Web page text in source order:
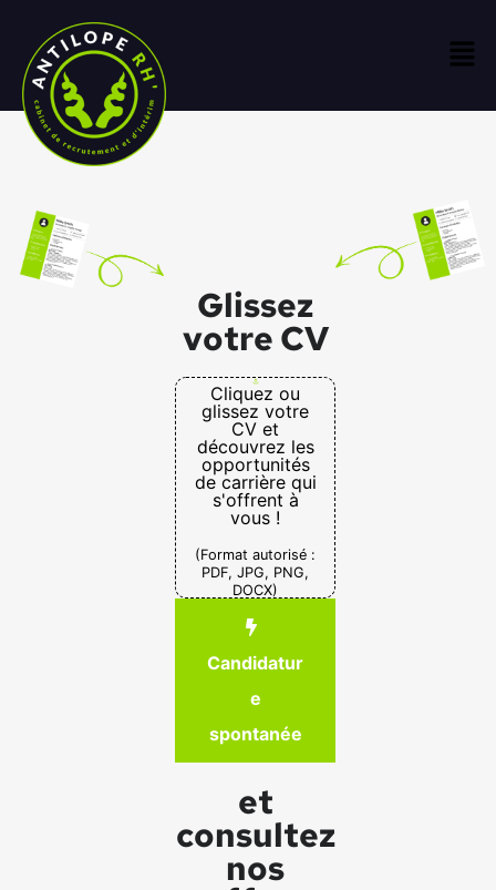
Glissez
votre CV
Cliquez ou
glissez votre
CV et
découvrez les
opportunités
de carrière qui
s'offrent à
vous !
(Format autorisé :
PDF, JPG, PNG,
DOCX)
Candidatur
e
spontanée
et
consultez
nos